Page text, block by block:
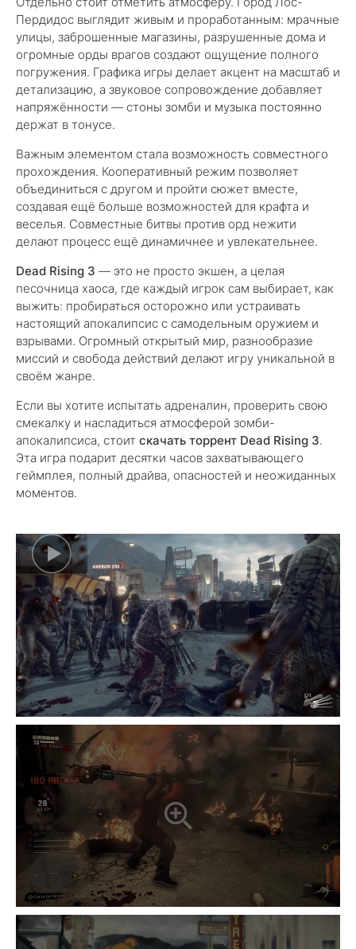
Пердидос выглядит живым и проработанным: мрачные
улицы, заброшенные магазины, разрушенные дома и
огромные орды врагов создают ощущение полного
погружения. Графика игры делает акцент на масштаб и
детализацию, а звуковое сопровождение добавляет
напряжённости — стоны зомби и музыка постоянно
держат в тонусе.
Важным элементом стала возможность совместного
прохождения. Кооперативный режим позволяет
объединиться с другом и пройти сюжет вместе,
создавая ещё больше возможностей для крафта и
веселья. Совместные битвы против орд нежити
делают процесс ещё динамичнее и увлекательнее.
Dead Rising 3 — это не просто экшен, а целая
песочница хаоса, где каждый игрок сам выбирает, как
выжить: пробираться осторожно или устраивать
настоящий апокалипсис с самодельным оружием и
взрывами. Огромный открытый мир, разнообразие
миссий и свобода действий делают игру уникальной в
своём жанре.
Если вы хотите испытать адреналин, проверить свою
смекалку и насладиться атмосферой зомби-
апокалипсиса, стоит скачать торрент Dead Rising 3.
Эта игра подарит десятки часов захватывающего
геймплея, полный драйва, опасностей и неожиданных
моментов.